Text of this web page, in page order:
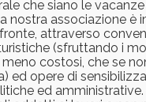
che siano le
nostra associazione è
attraverso
(sfruttando i
costosi, che se
ed opere di
ed